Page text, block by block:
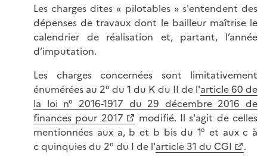
Les charges dites « pilotables » s'entendent des
dépenses de travaux dont le bailleur maîtrise le
calendrier de réalisation et, partant, l’année
d’imputation.
Les charges concernées sont limitativement
énumérées au 2° du 1 du K du II de l'article 60 de
la loi n° 2016-1917 du 29 décembre 2016 de
finances pour 2017
modifié. Il s'agit de celles
mentionnées aux a, b et b bis du 1° et aux c à
c quinquies du 2° du I de l'article 31 du CGI
.